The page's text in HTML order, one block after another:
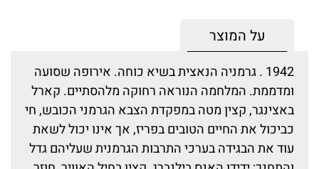
על המוצר
1942 . גרמניה הנאצית בשיא כוחה. אירופה שסועה
ומדממת. המלחמה הנוראה רחוקה מלהסתיים. קארל
באצינגר, קצין מטה במפקדת הצבא הגרמני הכובש, חי
כביכול את החיים הטובים בפריז, אך אינו יכול לשאת
עוד את הבגידה בערכי התרבות הגרמנית שעליהם גדל